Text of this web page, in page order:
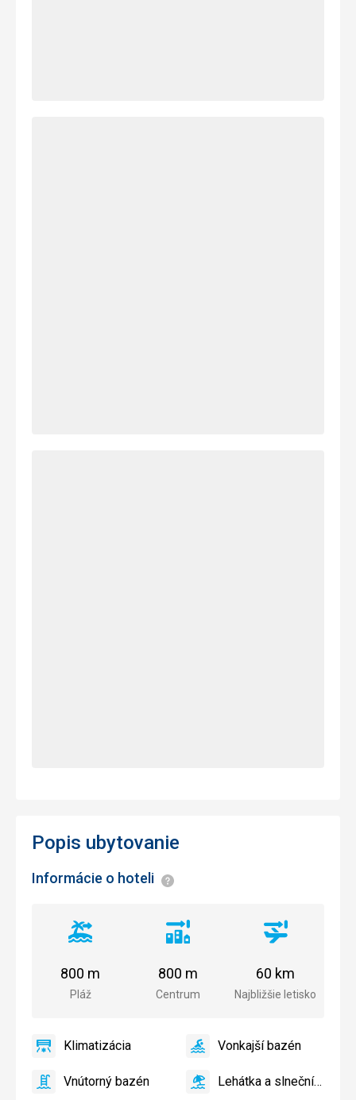
Popis ubytovanie
Informácie o hoteli Informácie
Vzdialenosť
pláže
Pláž
800 m
Vzdialenosť
centra
Centrum
800 m
Vzdialenosť
letiska
Najbližšie letisko
60 km
Klimatizácia
Klimatizácia
áno
VonkajšíVonkajší bazén
áno
Vnútorný
Vnútorný bazén
áno
Lehátka
Lehátka a slnečníky pri bazéne zadarmo
áno